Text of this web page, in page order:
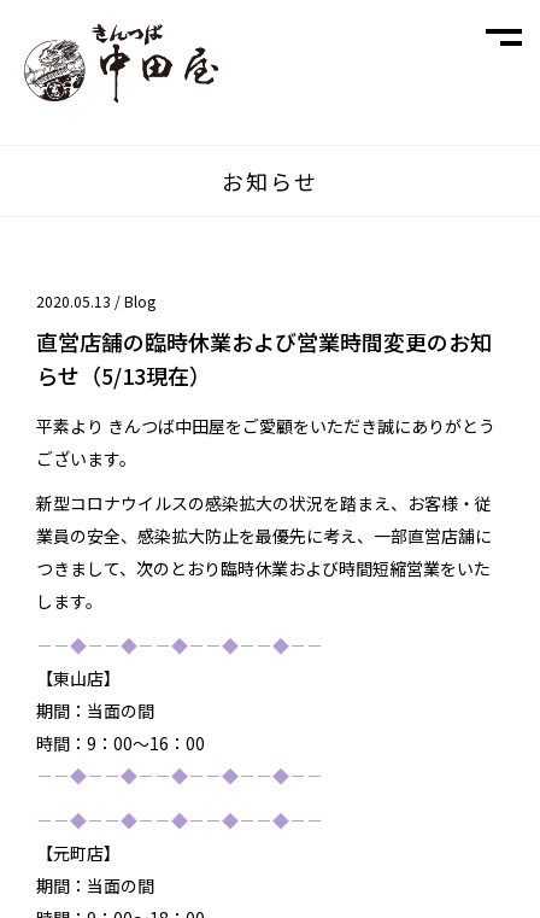
お知らせ
2020.05.13 /Blog
直営店舗の臨時休業および営業時間変更のお知
らせ（5/13現在）
平素より きんつば中田屋をご愛顧をいただき誠にありがとう
ございます。
新型コロナウイルスの感染拡大の状況を踏まえ、お客様・従
業員の安全、感染拡大防止を最優先に考え、一部直営店舗に
つきまして、次のとおり臨時休業および時間短縮営業をいた
します。
－－◆－－◆－－◆－－◆－－◆－－
【東山店】
期間：当面の間
時間：9：00～16：00
－－◆－－◆－－◆－－◆－－◆－－
－－◆－－◆－－◆－－◆－－◆－－
【元町店】
期間：当面の間